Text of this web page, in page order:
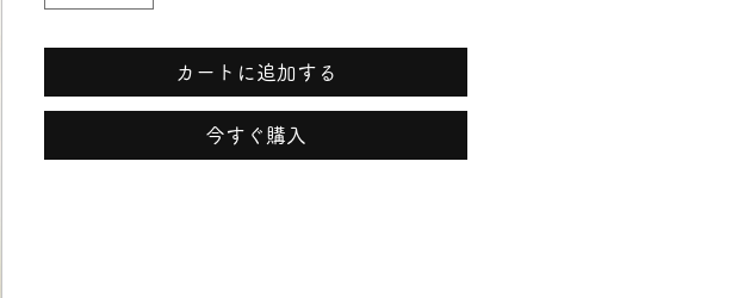
カートに追加する
今すぐ購入